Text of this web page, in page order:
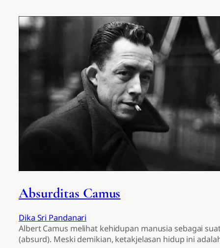
Absurditas Camus
Dika Sri Pandanari
Albert Camus melihat kehidupan manusia sebagai
(absurd). Meski demikian, ketakjelasan hidup ini